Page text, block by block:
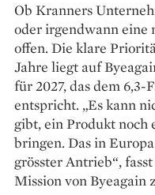
Ob Kranners
oder irgendwann eine
offen. Die klare
Jahre liegt auf
für 2027, das dem 6,3-
entspricht. „Es kann
gibt, ein Produkt
bringen. Das in
grösster Antrieb“,
Mission von Byeagain